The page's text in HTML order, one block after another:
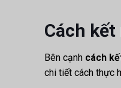
Cách
Bên cạnh cách
chi tiết cách thực